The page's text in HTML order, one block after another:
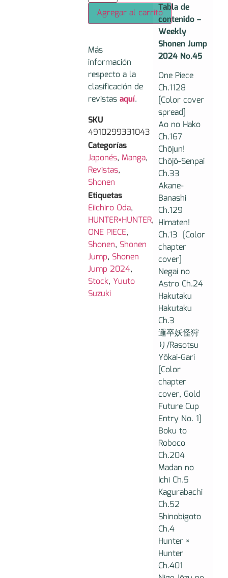
Agregar al carrito
Más
información
respecto a la
clasificación de
revistas aquí.
SKU
4910299331043
Categorías
Japonés, Manga,
Revistas,
Shonen
Etiquetas
Eiichiro Oda,
HUNTER×HUNTER,
ONE PIECE,
Shonen, Shonen
Jump, Shonen
Jump 2024,
Stock, Yuuto
Suzuki
Tabla de
contenido –
Weekly
Shonen Jump
2024 No.45
One Piece
Ch.1128
[Color cover
spread]
Ao no Hako
Ch.167
Chōjun!
Chōjō-Senpai
Ch.33
Akane-
Banashi
Ch.129
Himaten!
Ch.13 [Color
chapter
cover]
Negai no
Astro Ch.24
Hakutaku
Hakutaku
Ch.3
邏卒妖怪狩
り/Rasotsu
Yōkai-Gari
[Color
chapter
cover, Gold
Future Cup
Entry No. 1]
Boku to
Roboco
Ch.204
Madan no
Ichi Ch.5
Kagurabachi
Ch.52
Shinobigoto
Ch.4
Hunter ×
Hunter
Ch.401